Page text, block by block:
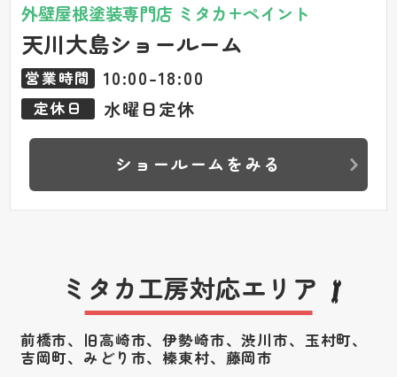
外壁屋根塗装専門店 ミタカ+ペイント
天川大島ショールーム
営業時間 10:00-18:00
定休日 水曜日定休
ショールームをみる
ミタカ工房対応エリア
前橋市、旧高崎市、伊勢崎市、渋川市、 玉村町、
吉岡町、みどり市、榛東村、藤岡市